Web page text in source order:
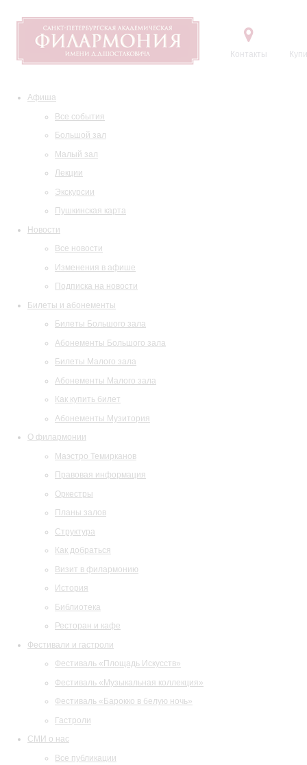
Контакты
Афиша
Все события
Большой зал
Малый зал
Лекции
Экскурсии
Пушкинская карта
Новости
Все новости
Изменения в афише
Подписка на новости
Билеты и абонементы
Билеты Большого зала
Абонементы Большого зала
Билеты Малого зала
Абонементы Малого зала
Как купить билет
Абонементы Музитория
О филармонии
Маэстро Темирканов
Правовая информация
Оркестры
Планы залов
Структура
Как добраться
Визит в филармонию
История
Библиотека
Ресторан и кафе
Фестивали и гастроли
Фестиваль «Площадь Искусств»
Фестиваль «Музыкальная коллекция»
Фестиваль «Барокко в белую ночь»
Гастроли
СМИ о нас
Все публикации